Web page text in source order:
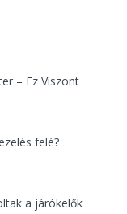
– Ez Viszont
felé?
a járókelők